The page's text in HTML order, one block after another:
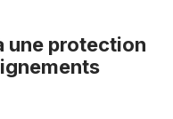
une protection